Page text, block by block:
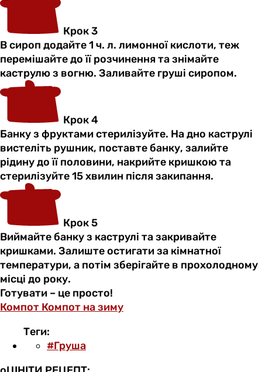
Крок 3
В сироп додайте 1 ч. л. лимонної кислоти, теж
перемішайте до її розчинення та знімайте
каструлю з вогню. Заливайте груші сиропом.
Крок 4
Банку з фруктами стерилізуйте. На дно каструлі
вистеліть рушник, поставте банку, залийте
рідину до її половини, накрийте кришкою та
стерилізуйте 15 хвилин після закипання.
Крок 5
Виймайте банку з каструлі та закривайте
кришками. Залиште остигати за кімнатної
температури, а потім зберігайте в прохолодному
місці до року.
Готувати – це просто!
Компот Компот на зиму
Теги:
#Груша